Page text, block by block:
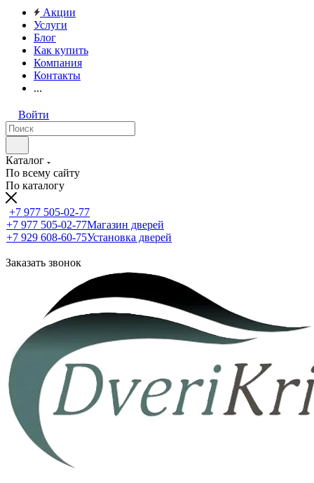
Акции
Услуги
Блог
Как купить
Компания
Контакты
...
Войти
Каталог
По всему сайту
По каталогу
+7 977 505-02-77
+7 977 505-02-77Магазин дверей
+7 929 608-60-75Установка дверей
Заказать звонок